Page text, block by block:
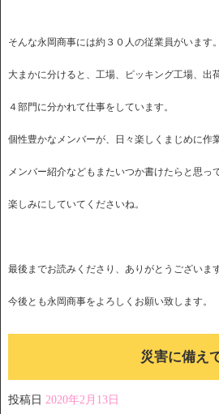
そんな永岡商事には約３０人の従業員がいます。
大まかに分けると、工場、ピッキング工場、出
４部門に分かれて仕事をしています。
個性豊かなメンバーが、日々楽しくまじめに作
メンバー紹介などもまたいつか書けたらと思っ
楽しみにしていてくださいね。
最後までお読みくださり、ありがとうございま
今後とも永岡商事をよろしくお願い致します。
災害に備え
投稿日 2020年2月13日